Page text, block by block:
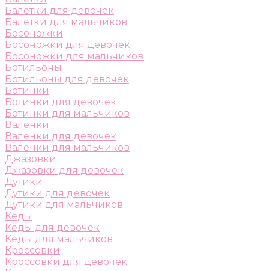
Балетки для девочек
Балетки для мальчиков
Босоножки
Босоножки для девочек
Босоножки для мальчиков
Ботильоны
Ботильоны для девочек
Ботинки
Ботинки для девочек
Ботинки для мальчиков
Валенки
Валенки для девочек
Валенки для мальчиков
Джазовки
Джазовки для девочек
Дутики
Дутики для девочек
Дутики для мальчиков
Кеды
Кеды для девочек
Кеды для мальчиков
Кроссовки
Кроссовки для девочек